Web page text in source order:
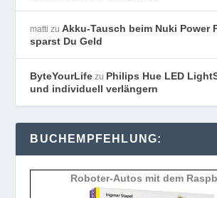
matti zuAkku-Tausch beim Nuki Power
sparst Du Geld
ByteYourLife zu Philips Hue LED
und individuell verlängern
BUCHEMPFEHLUNG:
Roboter-Autos mit dem